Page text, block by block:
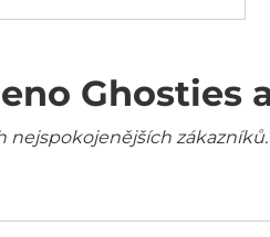
Ghosties
nejspokojenějších